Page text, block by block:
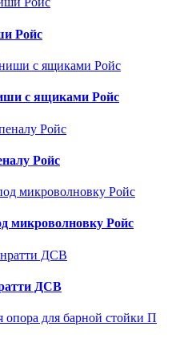
Ройс
с ящиками Ройс
Ройс
микроволновку Ройс
ДСВ